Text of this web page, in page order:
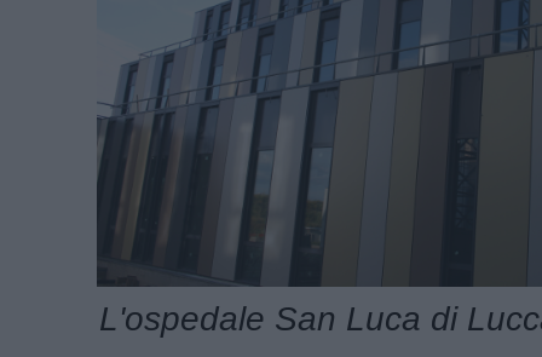
L'ospedale San Luca di